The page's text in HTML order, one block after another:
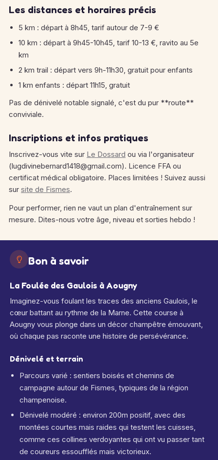
Les distances et horaires précis
5 km : départ à 8h45, tarif autour de 7-9 €
10 km : départ à 9h45-10h45, tarif 10-13 €, ravito au 5e
km
2 km trail : départ vers 9h-11h30, gratuit pour enfants
1 km enfants : départ 11h15, gratuit
Pas de dénivelé notable signalé, c'est du pur **route**
conviviale.
Inscriptions et infos pratiques
Inscrivez-vous vite sur Le Dossard ou via l'organisateur
(lugdivinebernard1418@gmail.com). Licence FFA ou
certificat médical obligatoire. Places limitées ! Suivez aussi
sur site de Fismes.
Pour performer, rien ne vaut un plan d'entraînement sur
mesure. Dites-nous votre âge, niveau et sorties hebdo !
Bon à savoir
La Foulée des Gaulois à Aougny
Imaginez-vous foulant les traces des anciens Gaulois, le
cœur battant au rythme de la Marne. Cette course à
Aougny vous plonge dans un décor champêtre émouvant,
où chaque pas raconte une histoire de persévérance.
Dénivelé et terrain
Parcours varié : sentiers boisés et chemins de
campagne autour de Fismes, typiques de la région
champenoise.
Dénivelé modéré : environ 200m positif, avec des
montées courtes mais raides qui testent les cuisses,
comme ces collines verdoyantes qui ont vu passer tant
de coureurs essoufflés mais victorieux.